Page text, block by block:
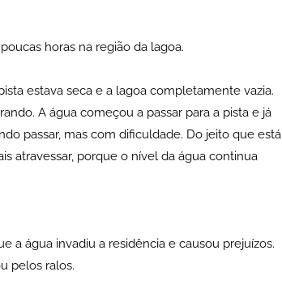
horas na região da lagoa.
estava seca e a lagoa completamente vazia.
A água começou a passar para a pista e já
passar, mas com dificuldade. Do jeito que está
atravessar, porque o nível da água continua
a água invadiu a residência e causou prejuízos.
pelos ralos.